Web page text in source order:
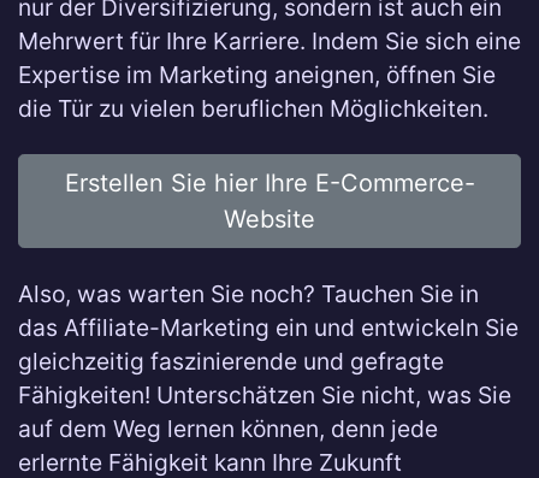
nur der Diversifizierung, sondern ist auch ein
Mehrwert für Ihre Karriere. Indem Sie sich eine
Expertise im Marketing aneignen, öffnen Sie
die Tür zu vielen beruflichen Möglichkeiten.
Erstellen Sie hier Ihre E-Commerce-
Website
Also, was warten Sie noch? Tauchen Sie in
das Affiliate-Marketing ein und entwickeln Sie
gleichzeitig faszinierende und gefragte
Fähigkeiten! Unterschätzen Sie nicht, was Sie
auf dem Weg lernen können, denn jede
erlernte Fähigkeit kann Ihre Zukunft